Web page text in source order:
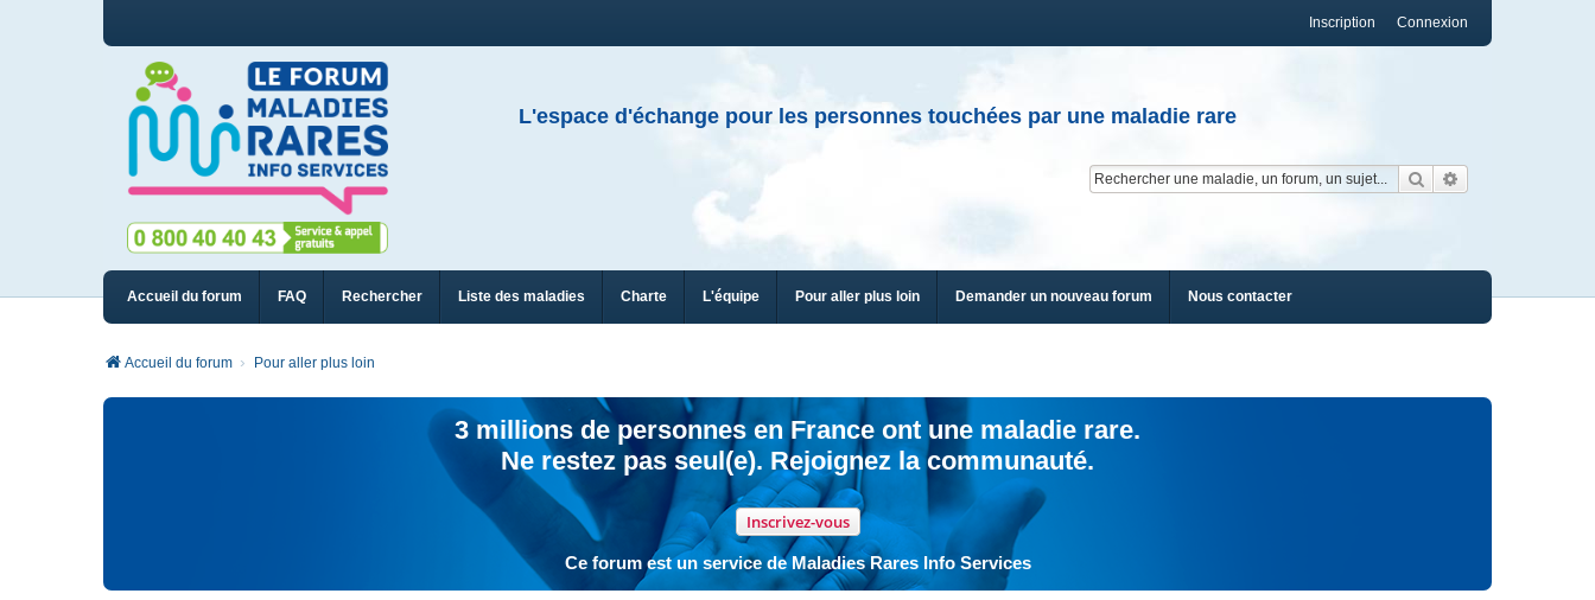
Connexion
Inscription
L'espace d'échange pour les personnes touchées par une maladie rare
Rechercher
Accueil du forum FAQ Rechercher Liste des maladies Charte L'équipe Pour aller plus loin Demander un nouveau forum Nous contacter
Accueil du forum Pour aller plus loin
3 millions de personnes en France ont une maladie rare.
Ne restez pas seul(e). Rejoignez la communauté.
Inscrivez-vous
Ce forum est un service de Maladies Rares Info Services